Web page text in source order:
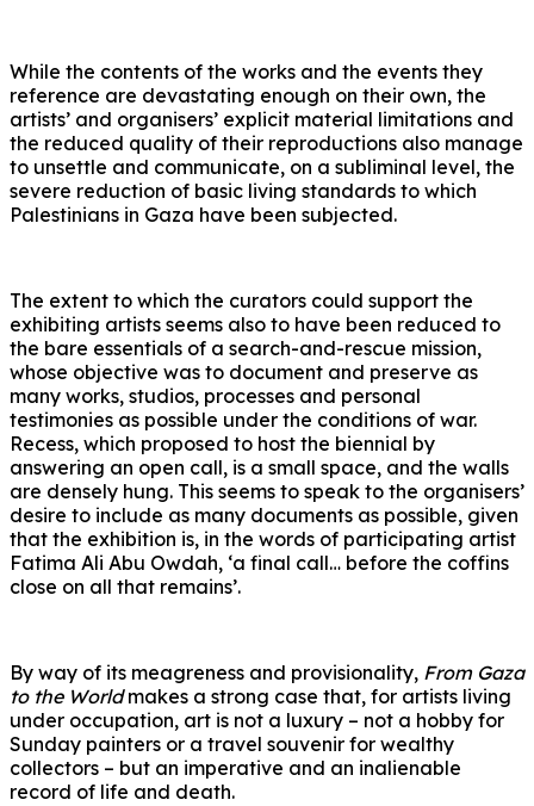
While the contents of the works and the events they
reference are devastating enough on their own, the
artists’ and organisers’ explicit material limitations and
the reduced quality of their reproductions also manage
to unsettle and communicate, on a subliminal level, the
severe reduction of basic living standards to which
Palestinians in Gaza have been subjected.
The extent to which the curators could support the
exhibiting artists seems also to have been reduced to
the bare essentials of a search-and-rescue mission,
whose objective was to document and preserve as
many works, studios, processes and personal
testimonies as possible under the conditions of war.
Recess, which proposed to host the biennial by
answering an open call, is a small space, and the walls
are densely hung. This seems to speak to the organisers’
desire to include as many documents as possible, given
that the exhibition is, in the words of participating artist
Fatima Ali Abu Owdah, ‘a final call… before the coffins
close on all that remains’.
By way of its meagreness and provisionality, From Gaza
to the Worldmakes a strong case that, for artists living
under occupation, art is not a luxury – not a hobby for
Sunday painters or a travel souvenir for wealthy
collectors – but an imperative and an inalienable
record of life and death.